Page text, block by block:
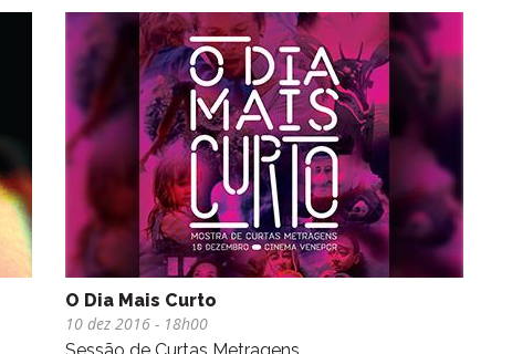
O Dia Mais Curto
10 dez 2016 - 18h00